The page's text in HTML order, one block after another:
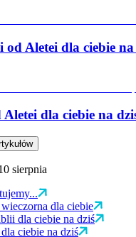
Aletei dla ciebie
dla ciebie na
sierpnia
dla ciebie
dla ciebie na dziś
ciebie na dziś